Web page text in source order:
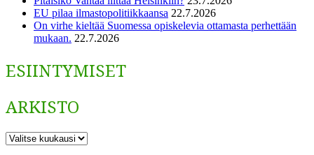
EU pilaa ilmastopolitiikkaansa 22.7.2026
On virhe kieltää Suomessa opiskelevia ottamasta perhettään
mukaan. 22.7.2026
ESIINTYMISET
ARKISTO
ARKISTO